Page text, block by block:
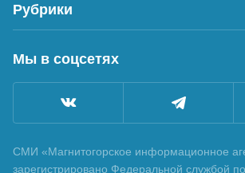
Рубрики
Мы в соцсетях
СМИ «Магнитогорское информационное
зарегистрировано Федеральной службой